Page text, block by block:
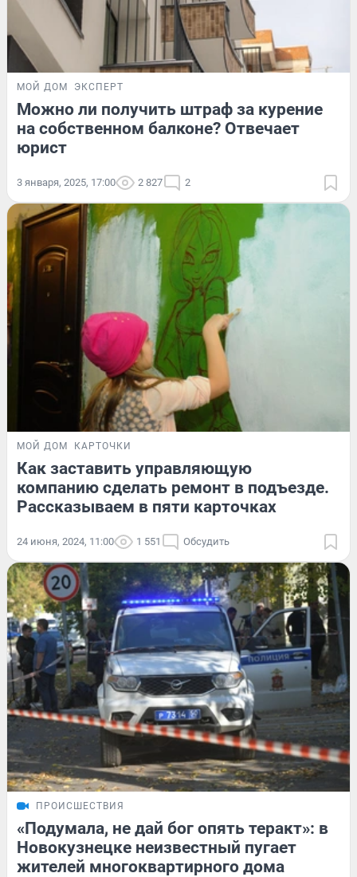
МОЙ ДОМ ЭКСПЕРТ
Можно ли получить штраф за курение
на собственном балконе? Отвечает
юрист
3 января, 2025, 17:00 2 827 2
МОЙ ДОМ КАРТОЧКИ
Как заставить управляющую
компанию сделать ремонт в подъезде.
Рассказываем в пяти карточках
24 июня, 2024, 11:00 1 551 Обсудить
ПРОИСШЕСТВИЯ
«Подумала, не дай бог опять теракт»: в
Новокузнецке неизвестный пугает
жителей многоквартирного дома